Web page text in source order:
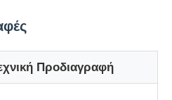
Προδιαγραφή